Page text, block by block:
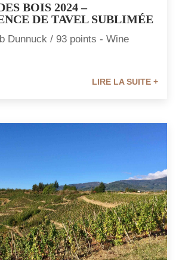
BOIS 2024 –
DE TAVEL SUBLIMÉE
Dunnuck / 93 points - Wine
LIRE LA SUITE +